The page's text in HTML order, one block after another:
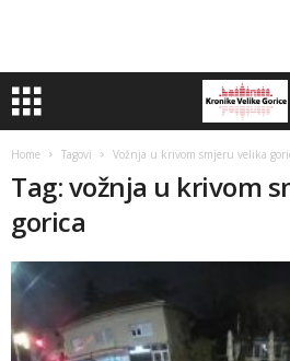
Home Tagovi Vožnja u krivom smjeru velika
Tag: vožnja u krivom
gorica